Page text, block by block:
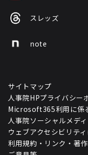
スレッズ
note
サイトマップ
人事院HPプライバシー
Microsoft365利用に係
人事院ソーシャルメデ
ウェブアクセシビリテ
利用規約・リンク・著